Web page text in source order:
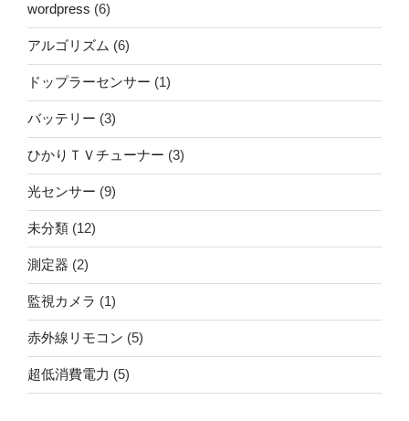
wordpress (6)
アルゴリズム (6)
ドップラーセンサー (1)
バッテリー (3)
ひかりＴＶチューナー (3)
光センサー (9)
未分類 (12)
測定器 (2)
監視カメラ (1)
赤外線リモコン (5)
超低消費電力 (5)